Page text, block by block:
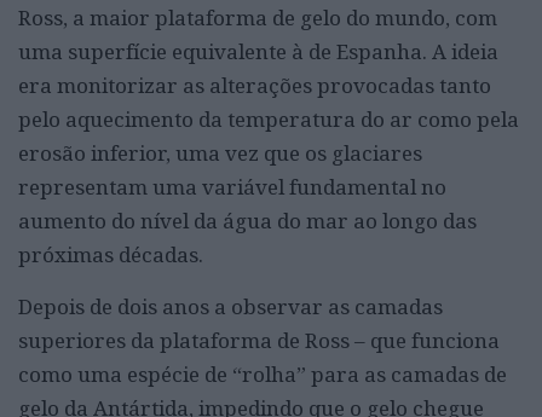
Ross, a maior plataforma de gelo do mundo, com
uma superfície equivalente à de Espanha. A ideia
era monitorizar as alterações provocadas tanto
pelo aquecimento da temperatura do ar como pela
erosão inferior, uma vez que os glaciares
representam uma variável fundamental no
aumento do nível da água do mar ao longo das
próximas décadas.
Depois de dois anos a observar as camadas
superiores da plataforma de Ross – que funciona
como uma espécie de “rolha” para as camadas de
gelo da Antártida, impedindo que o gelo chegue